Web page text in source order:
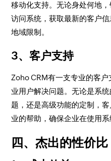
移动化支持。无论身处何地
访问系统，获取最新的客户
地域限制。
3、客户支持
Zoho CRM有一支专业的客
业用户解决问题。无论是系
题，还是高级功能的定制，
业的帮助，确保企业在使用系
四、杰出的性价比